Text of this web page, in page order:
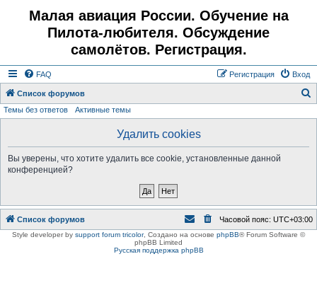
Малая авиация России. Обучение на
Пилота-любителя. Обсуждение
самолётов. Регистрация.
FAQ Вход
Регистрация
Список форумов
Темы без ответов Активные темы
Удалить cookies
Вы уверены, что хотите удалить все cookie, установленные данной
конференцией?
Список форумов Часовой пояс: UTC+03:00
Style developer by support forum tricolor, Создано на основе phpBB® Forum Software ©
phpBB Limited
Русская поддержка phpBB